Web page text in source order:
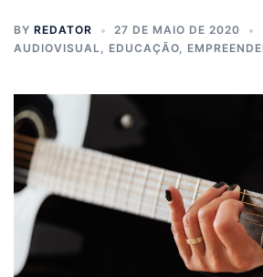
BY REDATOR
27 DE MAIO DE 2020
AUDIOVISUAL, EDUCAÇÃO,